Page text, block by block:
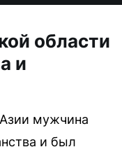
области
и
мужчина
и был